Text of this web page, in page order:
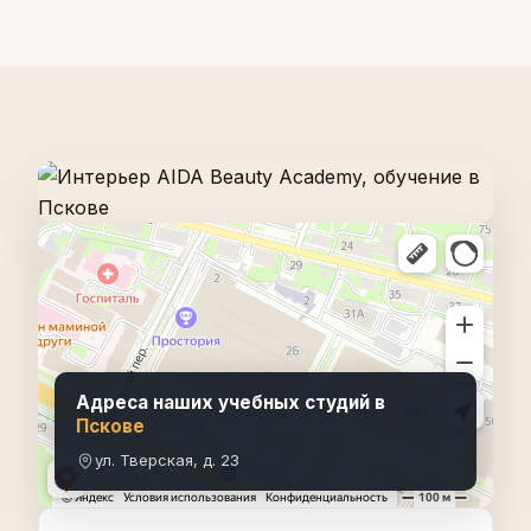
Адреса наших учебных студий в
Пскове
ул. Тверская, д. 23